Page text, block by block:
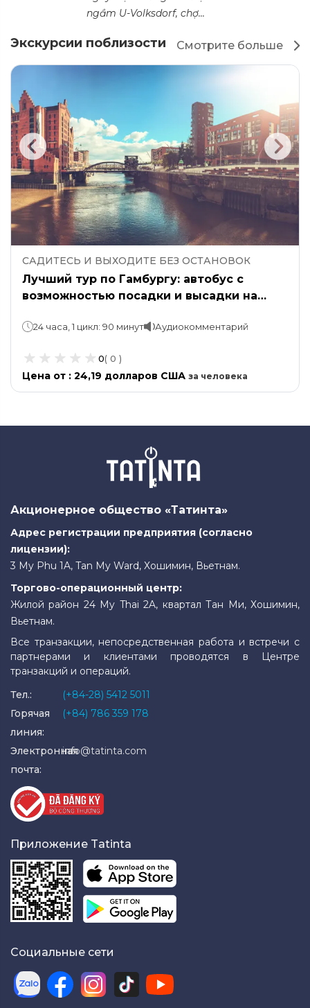
ngầm U-Volksdorf, chợ...
Экскурсии поблизости Смотрите больше
САДИТЕСЬ И ВЫХОДИТЕ БЕЗ ОСТАНОВОК
Лучший тур по Гамбургу: автобус с
возможностью посадки и высадки на
24 часа, 1 цикл: 90 минут Аудиокомментарий
0( 0 )
Цена от : 24,19 долларов США за человека
Акционерное общество «Татинта»
Адрес регистрации предприятия (согласно
лицензии):
3 My Phu 1A, Tan My Ward, Хошимин, Вьетнам.
Торгово-операционный центр:
Жилой район 24 My Thai 2A, квартал Тан Ми, Хошимин,
Вьетнам.
Все транзакции, непосредственная работа и встречи с
партнерами и клиентами проводятся в Центре
транзакций и операций.
Тел.:
(+84-28) 5412 5011
Горячая
линия:
(+84) 786 359 178
Электронная
почта:
info@tatinta.com
Приложение Tatinta
Социальные сети